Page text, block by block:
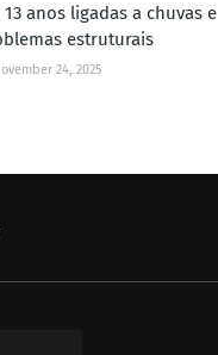
13 anos ligadas a chuvas e
estruturais
24, 2025